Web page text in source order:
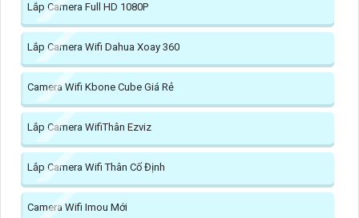
Lắp Camera Full HD 1080P
Lắp Camera Wifi Dahua Xoay 360
Camera Wifi Kbone Cube Giá Rẻ
Lắp Camera WifiThân Ezviz
Lắp Camera Wifi Thân Cố Định
Camera Wifi Imou Mới